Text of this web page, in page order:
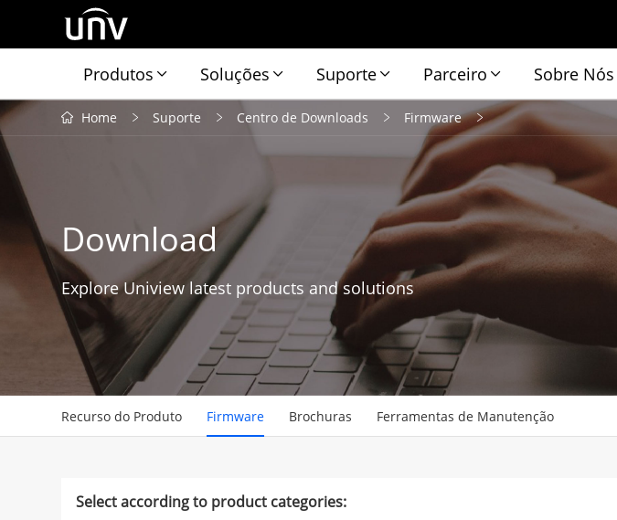
Produtos Soluções Suporte Parceiro Sobre Nós
Home Suporte Centro de Downloads Firmware
Download
Explore Uniview latest products and solutions
Recurso do Produto Firmware Brochuras Ferramentas de Manutenção
Select according to product categories: